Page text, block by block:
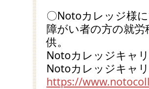
〇Notoカレッジ様
障がい者の方の就
供。
Notoカレッジキャ
Notoカレッジキャ
https://